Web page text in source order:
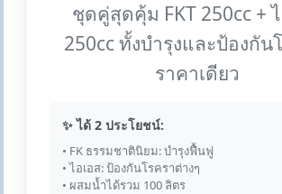
ชุดคู่สุดคุ้ม FKT 250cc +
250cc ทั้งบำรุงและป้องกัน
ราคาเดียว
✨ ได้ 2 ประโยชน์:
• FK ธรรมชาตินิยม: บำรุงฟื้นฟู
• ไอเอส: ป้องกันโรคราต่างๆ
• ผสมน้ำได้รวม 100 ลิตร